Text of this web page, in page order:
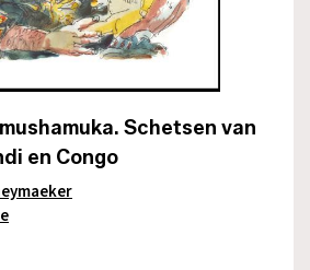
Schetsen van
en Congo